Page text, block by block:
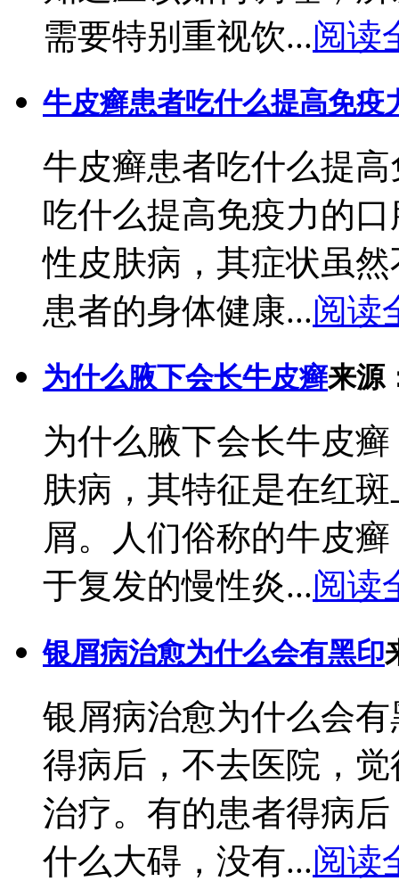
需要特别重视饮...阅读
牛皮癣患者吃什么提高免疫
牛皮癣患者吃什么提
吃什么提高免疫力的
性皮肤病，其症状虽
患者的身体健康...阅读
为什么腋下会长牛皮癣来源
为什么腋下会长牛皮
肤病，其特征是在红
屑。人们俗称的牛皮
于复发的慢性炎...阅读
银屑病治愈为什么会有黑印
银屑病治愈为什么会
得病后，不去医院，
治疗。有的患者得病
什么大碍，没有...阅读